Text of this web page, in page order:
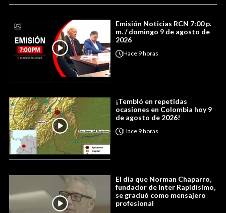
Emisión Noticias RCN 7:00 p.
m. / domingo 9 de agosto de
2026
Hace 9 horas
¡Tembló en repetidas
ocasiones en Colombia hoy 9
de agosto de 2026!
Hace 9 horas
El día que Norman Chaparro,
fundador de Inter Rapidísimo,
se graduó como mensajero
profesional